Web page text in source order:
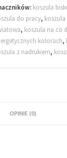
koszula
do pracy, koszula
, koszula na co
kolorach,
z nadrukiem,
OPINIE (0)